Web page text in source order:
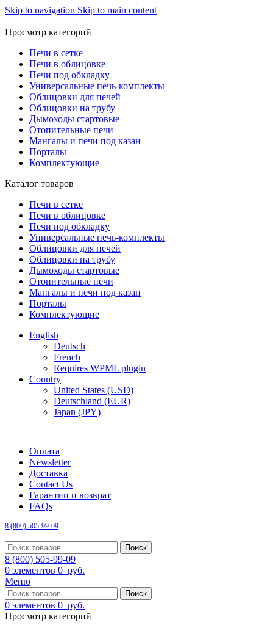
Skip to navigation Skip to main content
Просмотр категорий
Печи в сетке
Печи в облицовке
Печи под обкладку
Универсальные печь-комплекты
Облицовки для печей
Облицовки на трубу
Дымоходы стартовые
Отопительные печи
Мангалы и печи под казан
Порталы
Комплектующие
Каталог товаров
Печи в сетке
Печи в облицовке
Печи под обкладку
Универсальные печь-комплекты
Облицовки для печей
Облицовки на трубу
Дымоходы стартовые
Отопительные печи
Мангалы и печи под казан
Порталы
Комплектующие
English
Deutsch
French
Requires WPML plugin
Country
United States (USD)
Deutschland (EUR)
Japan (JPY)
Оплата
Newsletter
Доставка
Contact Us
Гарантии и возврат
FAQs
8 (800) 505-99-09
Поиск
8 (800) 505-99-09
0 элементов 0 руб.
Меню
Поиск
0 элементов 0 руб.
Просмотр категорий